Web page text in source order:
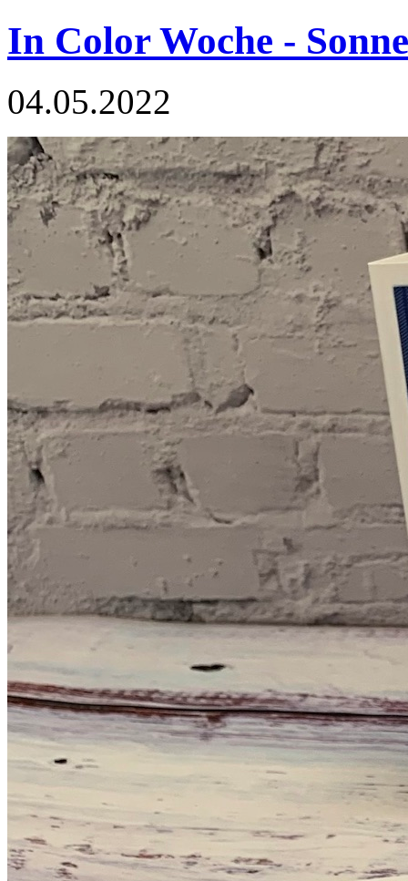
In Color Woche -
04.05.2022